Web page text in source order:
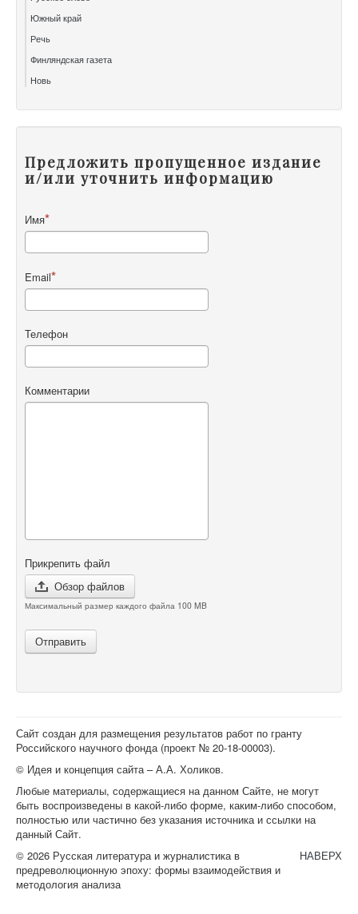
Южный край
Речь
Финляндская газета
Новь
Предложить пропущенное издание
и/или уточнить информацию
Имя
Email
Телефон
Комментарии
Прикрепить файл
Обзор файлов
Максимальный размер каждого файла 100 MB
Отправить
Сайт создан для размещения результатов работ по гранту
Российского научного фонда (проект № 20-18-00003).
© Идея и концепция сайта – А.А. Холиков.
Любые материалы, содержащиеся на данном Сайте, не могут
быть воспроизведены в какой-либо форме, каким-либо способом,
полностью или частично без указания источника и ссылки на
данный Сайт.
НАВЕРХ
© 2026 Русская литература и журналистика в
предреволюционную эпоху: формы взаимодействия и
методология анализа